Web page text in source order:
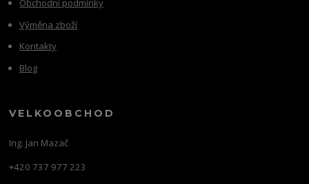
Obchodní podmínky
Výměna zboží
Kontakty
Blog
VELKOOBCHOD
Ing. Jan Mazač
+420 737 977 223